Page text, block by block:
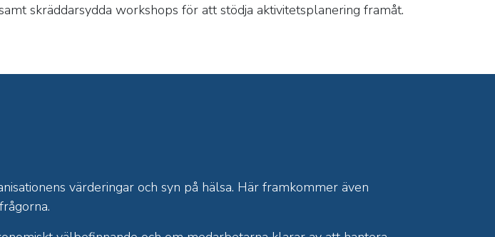
skräddarsydda workshops för att stödja aktivitetsplanering framåt.
värderingar och syn på hälsa. Här framkommer även